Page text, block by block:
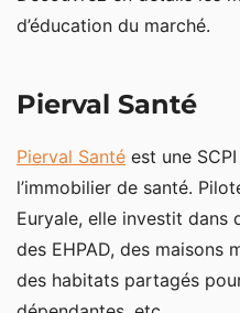
d’éducation du marché.
Pierval Santé
Pierval Santé est une
l’immobilier de santé.
Euryale, elle investit dans
des EHPAD, des maisons
des habitats partagés